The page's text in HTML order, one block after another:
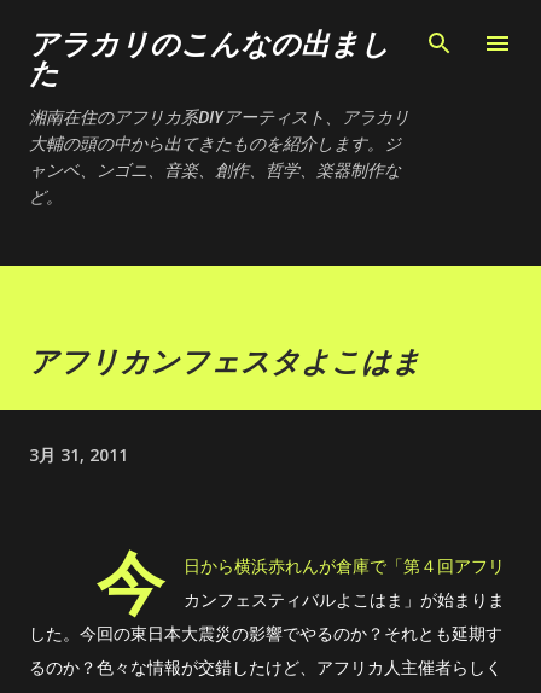
スキップしてメイン コンテンツに移
アラカリのこんなの出まし
た
湘南在住のアフリカ系DIYアーティスト、アラカリ
大輔の頭の中から出てきたものを紹介します。ジ
ャンベ、ンゴニ、音楽、創作、哲学、楽器制作な
ど。
アフリカンフェスタよこはま
3月 31, 2011
今
日から横浜赤れんが倉庫で「第４回アフリ
カンフェスティバルよこはま」が始まりま
した。今回の東日本大震災の影響でやるのか？それとも延期す
るのか？色々な情報が交錯したけど、アフリカ人主催者らしく